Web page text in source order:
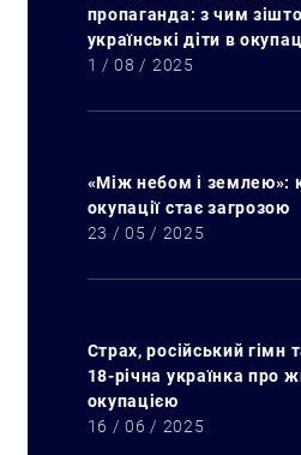
пропаганда: з чим
українські діти в
1 / 08 / 2025
«Між небом і землею»:
окупації стає загрозою
23 / 05 / 2025
Страх, російський гімн
18-річна українка про
окупацією
16 / 06 / 2025